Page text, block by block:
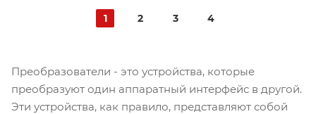
1 2 3 4
Преобразователи - это устройства, которые
преобразуют один аппаратный интерфейс в другой.
Эти устройства, как правило, представляют собой